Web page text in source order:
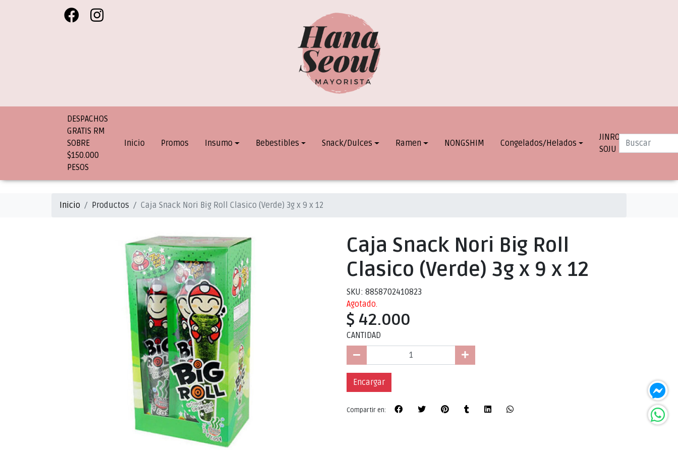
DESPACHOS
GRATIS RM
SOBRE
$150.000
PESOS
Inicio Promos Insumo Bebestibles Snack/Dulces Ramen NONGSHIM Congelados/Helados
JINRO
SOJU
INFO.
Inicio Productos Caja Snack Nori Big Roll Clasico (Verde) 3g x 9 x 12
Caja Snack Nori Big Roll
Clasico (Verde) 3g x 9 x 12
SKU: 8858702410823
Agotado.
$ 42.000
CANTIDAD
Encargar
Compartir en: